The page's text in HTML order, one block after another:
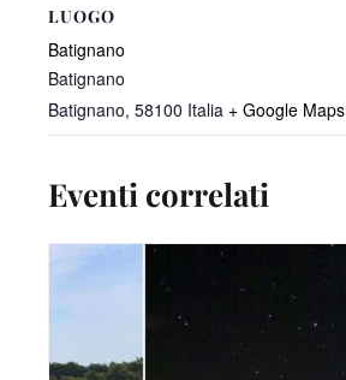
LUOGO
Batignano
Batignano
Batignano, 58100 Italia + Google Maps
Eventi correlati